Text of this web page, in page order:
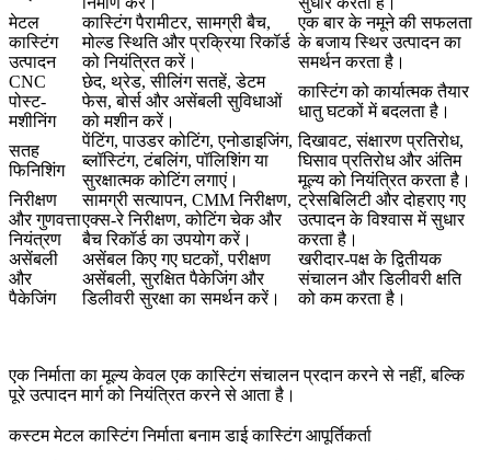
मेटल
कास्टिंग
उत्पादन
कास्टिंग पैरामीटर, सामग्री बैच,
मोल्ड स्थिति और प्रक्रिया रिकॉर्ड
को नियंत्रित करें।
एक बार के नमूने की सफलता
के बजाय स्थिर उत्पादन का
समर्थन करता है।
CNC
पोस्ट-
मशीनिंग
छेद, थ्रेड, सीलिंग सतहें, डेटम
फेस, बोर्स और असेंबली सुविधाओं
को मशीन करें।
कास्टिंग को कार्यात्मक तैयार
धातु घटकों में बदलता है।
सतह
फिनिशिंग
पेंटिंग, पाउडर कोटिंग, एनोडाइजिंग,
ब्लॉस्टिंग, टंबलिंग, पॉलिशिंग या
सुरक्षात्मक कोटिंग लगाएं।
दिखावट, संक्षारण प्रतिरोध,
घिसाव प्रतिरोध और अंतिम
मूल्य को नियंत्रित करता है।
निरीक्षण
और गुणवत्ता
नियंत्रण
सामग्री सत्यापन, CMM निरीक्षण,
एक्स-रे निरीक्षण, कोटिंग चेक और
बैच रिकॉर्ड का उपयोग करें।
ट्रेसबिलिटी और दोहराए गए
उत्पादन के विश्वास में सुधार
करता है।
असेंबली
और
पैकेजिंग
असेंबल किए गए घटकों, परीक्षण
असेंबली, सुरक्षित पैकेजिंग और
डिलीवरी सुरक्षा का समर्थन करें।
खरीदार-पक्ष के द्वितीयक
संचालन और डिलीवरी क्षति
को कम करता है।
एक निर्माता का मूल्य केवल एक कास्टिंग संचालन प्रदान करने से नहीं, बल्कि
पूरे उत्पादन मार्ग को नियंत्रित करने से आता है।
कस्टम मेटल कास्टिंग निर्माता बनाम डाई कास्टिंग आपूर्तिकर्ता